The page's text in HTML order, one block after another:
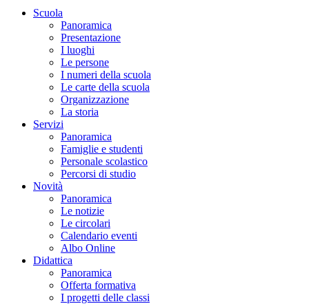
Scuola
Panoramica
Presentazione
I luoghi
Le persone
I numeri della scuola
Le carte della scuola
Organizzazione
La storia
Servizi
Panoramica
Famiglie e studenti
Personale scolastico
Percorsi di studio
Novità
Panoramica
Le notizie
Le circolari
Calendario eventi
Albo Online
Didattica
Panoramica
Offerta formativa
I progetti delle classi